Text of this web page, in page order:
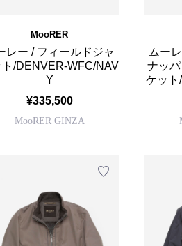
MooRER
レー / フィールドジャ
ト/DENVER-WFC/NAV
Y
¥335,500
MooRER GINZA
ムー
ナッ
ケッ